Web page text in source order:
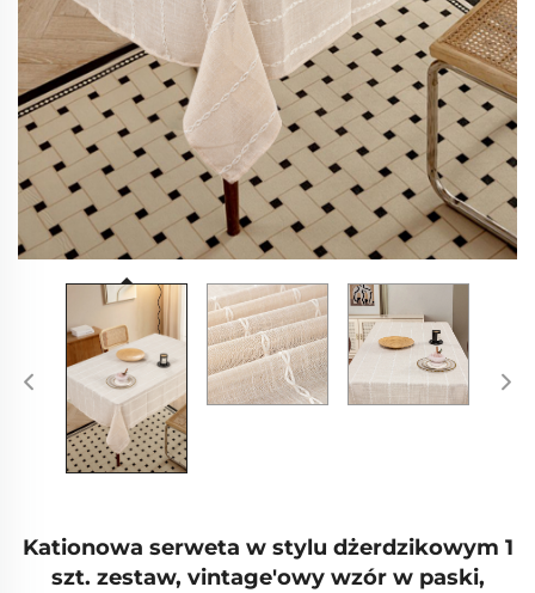
Kationowa serweta w stylu dżerdzikowym 1
szt. zestaw, vintage'owy wzór w paski,